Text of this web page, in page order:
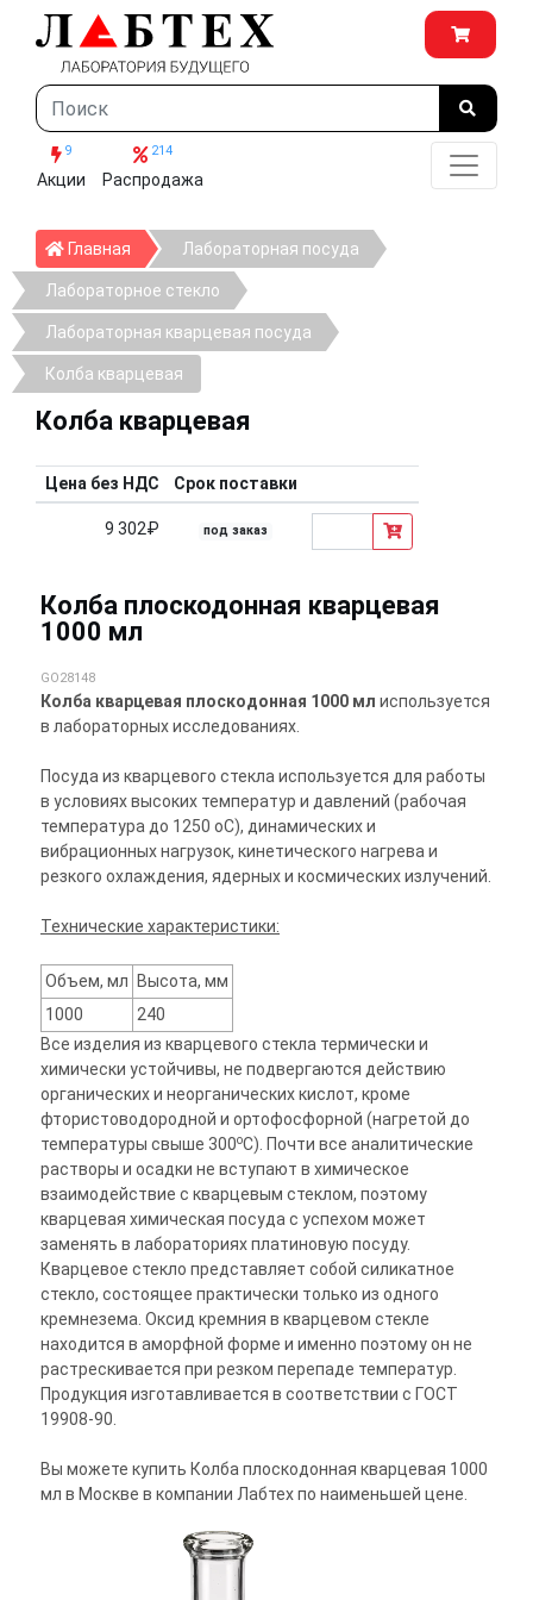
9
Акции
214
Распродажа
Главная ГлавнаяЛабораторная посуда
Лабораторное стекло
Лабораторная кварцевая посуда
Колба кварцевая
Колба кварцевая
Цена без НДС Срок поставки
9 302₽ под заказ
Колба плоскодонная кварцевая
1000 мл
GO28148
Колба кварцевая плоскодонная 1000 мл используется
в лабораторных исследованиях.
Посуда из кварцевого стекла используется для работы
в условиях высоких температур и давлений (рабочая
температура до 1250 оС), динамических и
вибрационных нагрузок, кинетического нагрева и
резкого охлаждения, ядерных и космических излучений.
Технические характеристики:
Объем, мл
Высота, мм
1000
240
Все изделия из кварцевого стекла термически и
химически устойчивы, не подвергаются действию
органических и неорганических кислот, кроме
фтористоводородной и ортофосфорной (нагретой до
температуры свыше 300оС). Почти все аналитические
растворы и осадки не вступают в химическое
взаимодействие с кварцевым стеклом, поэтому
кварцевая химическая посуда с успехом может
заменять в лабораториях платиновую посуду.
Кварцевое стекло представляет собой силикатное
стекло, состоящее практически только из одного
кремнезема. Оксид кремния в кварцевом стекле
находится в аморфной форме и именно поэтому он не
растрескивается при резком перепаде температур.
Продукция изготавливается в соответствии с ГОСТ
19908-90.
Вы можете купить Колба плоскодонная кварцевая 1000
мл в Москве в компании Лабтех по наименьшей цене.